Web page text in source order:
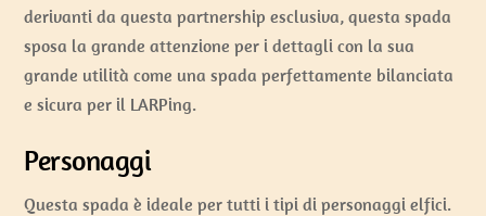
derivanti da questa partnership esclusiva, questa spada
sposa la grande attenzione per i dettagli con la sua
grande utilità come una spada perfettamente bilanciata
e sicura per il LARPing.
Personaggi
Questa spada è ideale per tutti i tipi di personaggi elfici.